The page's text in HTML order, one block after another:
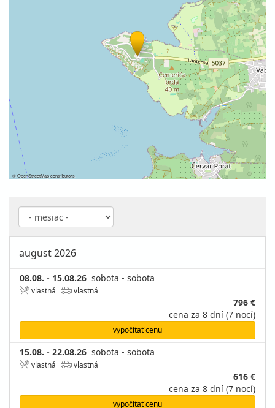
©OpenStreetMapcontributors
august 2026
08.08. - 15.08.26 sobota - sobota
vlastná vlastná
796 €
cena za 8 dní (7 nocí)
vypočítať cenu
15.08. - 22.08.26 sobota - sobota
vlastná vlastná
616 €
cena za 8 dní (7 nocí)
vypočítať cenu